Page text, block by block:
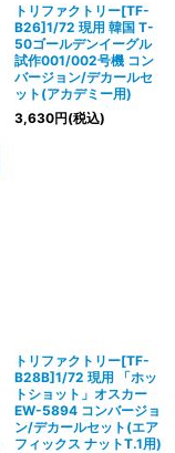
トリファクトリー[TF-
B26]1/72 現用 韓国 T-
50ゴールデンイーグル
試作001/002号機 コン
バージョン/デカールセ
ット(アカデミー用)
3,630円(税込)
トリファクトリー[TF-
B28B]1/72 現用 「ホッ
トショット」オスカー
EW-5894 コンバージョ
ン/デカールセット(エア
フィックス ナットT.1用)